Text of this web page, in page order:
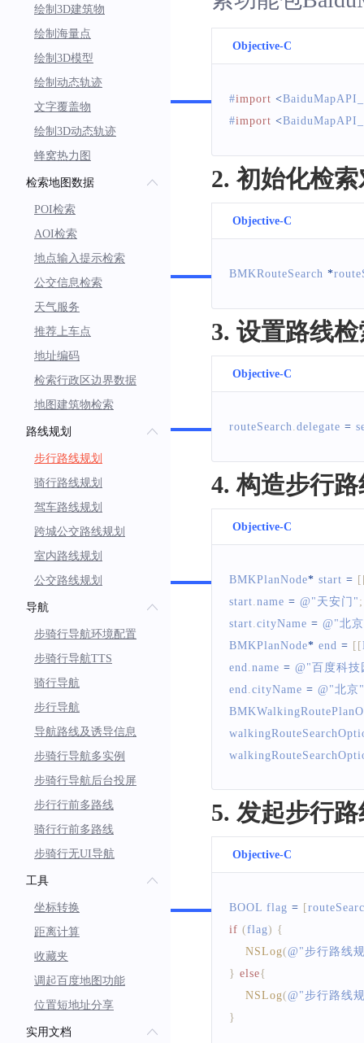
绘制3D建筑物
绘制海量点
绘制3D模型
绘制动态轨迹
文字覆盖物
绘制3D动态轨迹
蜂窝热力图
检索地图数据
POI检索
AOI检索
地点输入提示检索
公交信息检索
天气服务
推荐上车点
地址编码
检索行政区边界数据
地图建筑物检索
路线规划
步行路线规划
骑行路线规划
驾车路线规划
跨城公交路线规划
室内路线规划
公交路线规划
导航
步骑行导航环境配置
步骑行导航TTS
骑行导航
步行导航
导航路线及诱导信息
步骑行导航多实例
步骑行导航后台投屏
步行行前多路线
骑行行前多路线
步骑行无UI导航
工具
坐标转换
距离计算
收藏夹
调起百度地图功能
位置短地址分享
实用文档
Objective-C
#import <
#import <
2. 初始化检
Objective-C
BMKRouteSearch *
3. 设置路线
Objective-C
routeSearch.delegate =
4. 构造步行
Objective-C
BMKPlanNode* start = [
start.name = @ "天安门" ;
start.cityName = @ "北
BMKPlanNode* end = [ [
end.name = @ "百度科技
end.cityName = @ "北京"
5. 发起步行
Objective-C
BOOL flag = [
if (flag) {
NSLog(@ "步行路线
} else{
NSLog(@ "步行路线
}